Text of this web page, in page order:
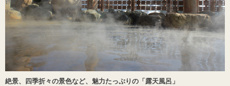
絶景、四季折々の景色など、魅力たっぷりの「露天風呂」